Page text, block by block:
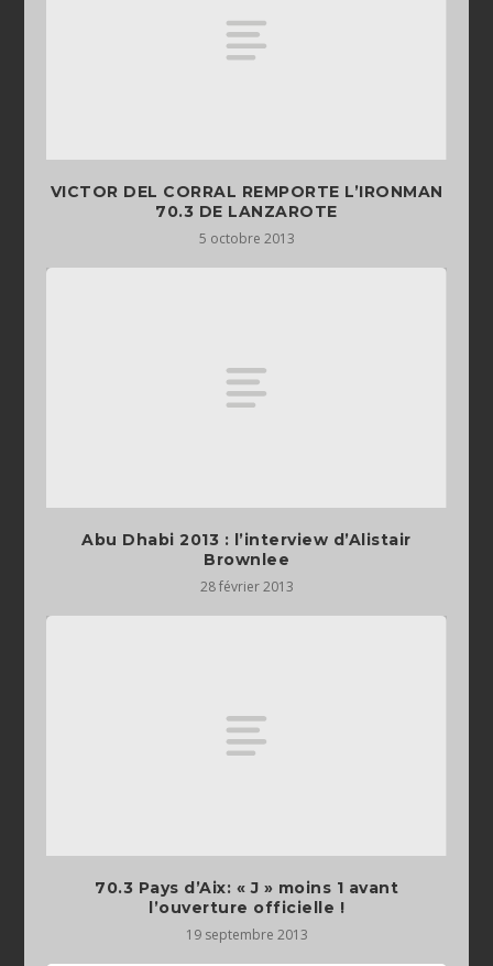
VICTOR DEL CORRAL REMPORTE L’IRONMAN
70.3 DE LANZAROTE
5 octobre 2013
Abu Dhabi 2013 : l’interview d’Alistair
Brownlee
28 février 2013
70.3 Pays d’Aix: « J » moins 1 avant
l’ouverture officielle !
19 septembre 2013